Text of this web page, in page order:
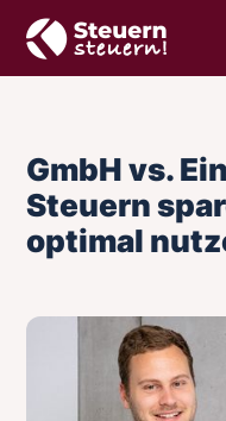
GmbH vs.
Steuern
optimal